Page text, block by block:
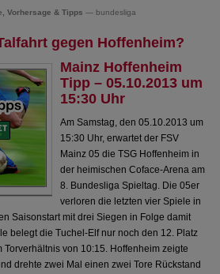
Vorhersage & Tipps — bundesliga
gegen Hoffenheim?
Mainz Hoffenheim
Tipp – 05.10.2013 um
15:30 Uhr
Am Samstag, den 05.10.2013 um
15:30 Uhr, erwartet der FSV
Mainz 05 die TSG Hoffenheim in
der heimischen Coface-Arena am
8. Bundesliga Spieltag. Die 05er
verloren die letzten vier Spiele in
Saisonstart mit drei Siegen in Folge damit
belegt die Tuchel-Elf nur noch den 12. Platz
von 10:15. Hoffenheim zeigte
drehte zwei Mal einen zwei Tore Rückstand